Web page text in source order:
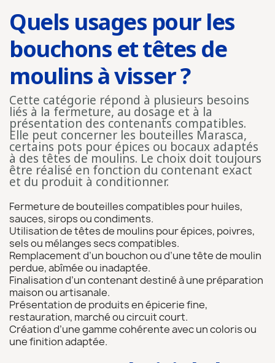
Quels usages pour les
bouchons et têtes de
moulins à visser ?
Cette catégorie répond à plusieurs besoins
liés à la fermeture, au dosage et à la
présentation des contenants compatibles.
Elle peut concerner les bouteilles Marasca,
certains pots pour épices ou bocaux adaptés
à des têtes de moulins. Le choix doit toujours
être réalisé en fonction du contenant exact
et du produit à conditionner.
Fermeture de bouteilles compatibles pour huiles,
sauces, sirops ou condiments.
Utilisation de têtes de moulins pour épices, poivres,
sels ou mélanges secs compatibles.
Remplacement d’un bouchon ou d’une tête de moulin
perdue, abîmée ou inadaptée.
Finalisation d’un contenant destiné à une préparation
maison ou artisanale.
Présentation de produits en épicerie fine,
restauration, marché ou circuit court.
Création d’une gamme cohérente avec un coloris ou
une finition adaptée.